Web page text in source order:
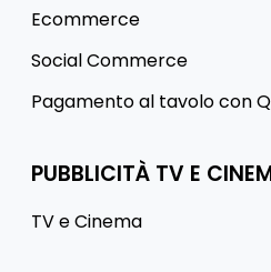
Ecommerce
Social Commerce
Pagamento al tavolo con
PUBBLICITÀ TV E
TV e Cinema